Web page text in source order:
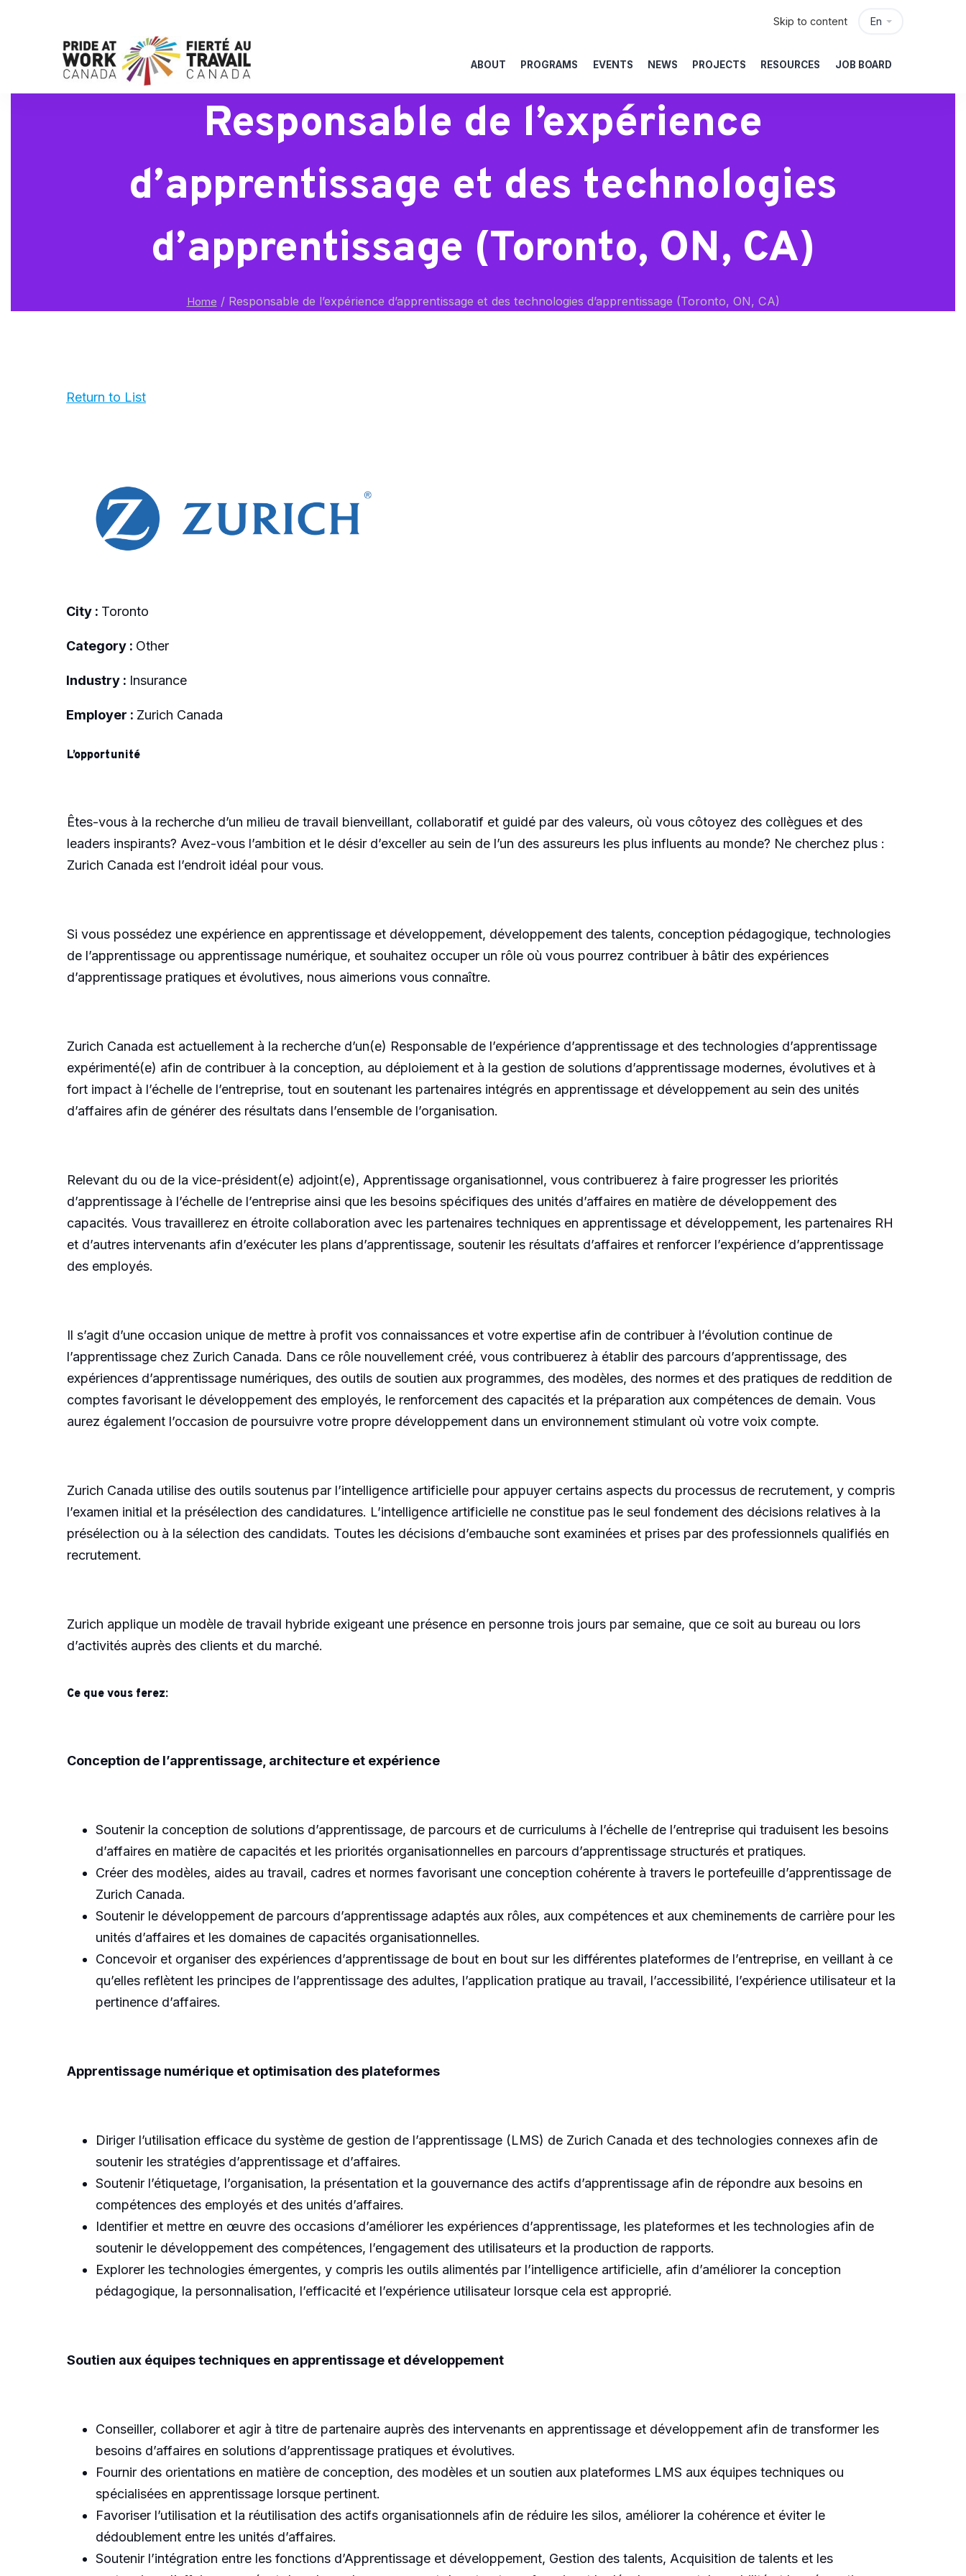
En
Skip to content
ABOUT PROGRAMS EVENTS NEWS PROJECTS RESOURCES JOB BOARD
Responsable de l’expérience
d’apprentissage et des technologies
d’apprentissage (Toronto, ON, CA)
Home /Responsable de l’expérience d’apprentissage et des technologies d’apprentissage (Toronto, ON, CA)
Return to List
City : Toronto
Category : Other
Industry : Insurance
Employer : Zurich Canada
L’opportunité
Êtes-vous à la recherche d’un milieu de travail bienveillant, collaboratif et guidé par des valeurs, où vous côtoyez des collègues et des
leaders inspirants? Avez-vous l’ambition et le désir d’exceller au sein de l’un des assureurs les plus influents au monde? Ne cherchez plus :
Zurich Canada est l’endroit idéal pour vous.
Si vous possédez une expérience en apprentissage et développement, développement des talents, conception pédagogique, technologies
de l’apprentissage ou apprentissage numérique, et souhaitez occuper un rôle où vous pourrez contribuer à bâtir des expériences
d’apprentissage pratiques et évolutives, nous aimerions vous connaître.
Zurich Canada est actuellement à la recherche d’un(e) Responsable de l’expérience d’apprentissage et des technologies d’apprentissage
expérimenté(e) afin de contribuer à la conception, au déploiement et à la gestion de solutions d’apprentissage modernes, évolutives et à
fort impact à l’échelle de l’entreprise, tout en soutenant les partenaires intégrés en apprentissage et développement au sein des unités
d’affaires afin de générer des résultats dans l’ensemble de l’organisation.
Relevant du ou de la vice-président(e) adjoint(e), Apprentissage organisationnel, vous contribuerez à faire progresser les priorités
d’apprentissage à l’échelle de l’entreprise ainsi que les besoins spécifiques des unités d’affaires en matière de développement des
capacités. Vous travaillerez en étroite collaboration avec les partenaires techniques en apprentissage et développement, les partenaires RH
et d’autres intervenants afin d’exécuter les plans d’apprentissage, soutenir les résultats d’affaires et renforcer l’expérience d’apprentissage
des employés.
Il s’agit d’une occasion unique de mettre à profit vos connaissances et votre expertise afin de contribuer à l’évolution continue de
l’apprentissage chez Zurich Canada. Dans ce rôle nouvellement créé, vous contribuerez à établir des parcours d’apprentissage, des
expériences d’apprentissage numériques, des outils de soutien aux programmes, des modèles, des normes et des pratiques de reddition de
comptes favorisant le développement des employés, le renforcement des capacités et la préparation aux compétences de demain. Vous
aurez également l’occasion de poursuivre votre propre développement dans un environnement stimulant où votre voix compte.
Zurich Canada utilise des outils soutenus par l’intelligence artificielle pour appuyer certains aspects du processus de recrutement, y compris
l’examen initial et la présélection des candidatures. L’intelligence artificielle ne constitue pas le seul fondement des décisions relatives à la
présélection ou à la sélection des candidats. Toutes les décisions d’embauche sont examinées et prises par des professionnels qualifiés en
recrutement.
Zurich applique un modèle de travail hybride exigeant une présence en personne trois jours par semaine, que ce soit au bureau ou lors
d’activités auprès des clients et du marché.
Ce que vous ferez:
Conception de l’apprentissage, architecture et expérience
Soutenir la conception de solutions d’apprentissage, de parcours et de curriculums à l’échelle de l’entreprise qui traduisent les besoins
d’affaires en matière de capacités et les priorités organisationnelles en parcours d’apprentissage structurés et pratiques.
Créer des modèles, aides au travail, cadres et normes favorisant une conception cohérente à travers le portefeuille d’apprentissage de
Zurich Canada.
Soutenir le développement de parcours d’apprentissage adaptés aux rôles, aux compétences et aux cheminements de carrière pour les
unités d’affaires et les domaines de capacités organisationnelles.
Concevoir et organiser des expériences d’apprentissage de bout en bout sur les différentes plateformes de l’entreprise, en veillant à ce
qu’elles reflètent les principes de l’apprentissage des adultes, l’application pratique au travail, l’accessibilité, l’expérience utilisateur et la
pertinence d’affaires.
Apprentissage numérique et optimisation des plateformes
Diriger l’utilisation efficace du système de gestion de l’apprentissage (LMS) de Zurich Canada et des technologies connexes afin de
soutenir les stratégies d’apprentissage et d’affaires.
Soutenir l’étiquetage, l’organisation, la présentation et la gouvernance des actifs d’apprentissage afin de répondre aux besoins en
compétences des employés et des unités d’affaires.
Identifier et mettre en œuvre des occasions d’améliorer les expériences d’apprentissage, les plateformes et les technologies afin de
soutenir le développement des compétences, l’engagement des utilisateurs et la production de rapports.
Explorer les technologies émergentes, y compris les outils alimentés par l’intelligence artificielle, afin d’améliorer la conception
pédagogique, la personnalisation, l’efficacité et l’expérience utilisateur lorsque cela est approprié.
Soutien aux équipes techniques en apprentissage et développement
Conseiller, collaborer et agir à titre de partenaire auprès des intervenants en apprentissage et développement afin de transformer les
besoins d’affaires en solutions d’apprentissage pratiques et évolutives.
Fournir des orientations en matière de conception, des modèles et un soutien aux plateformes LMS aux équipes techniques ou
spécialisées en apprentissage lorsque pertinent.
Favoriser l’utilisation et la réutilisation des actifs organisationnels afin de réduire les silos, améliorer la cohérence et éviter le
dédoublement entre les unités d’affaires.
Soutenir l’intégration entre les fonctions d’Apprentissage et développement, Gestion des talents, Acquisition de talents et les